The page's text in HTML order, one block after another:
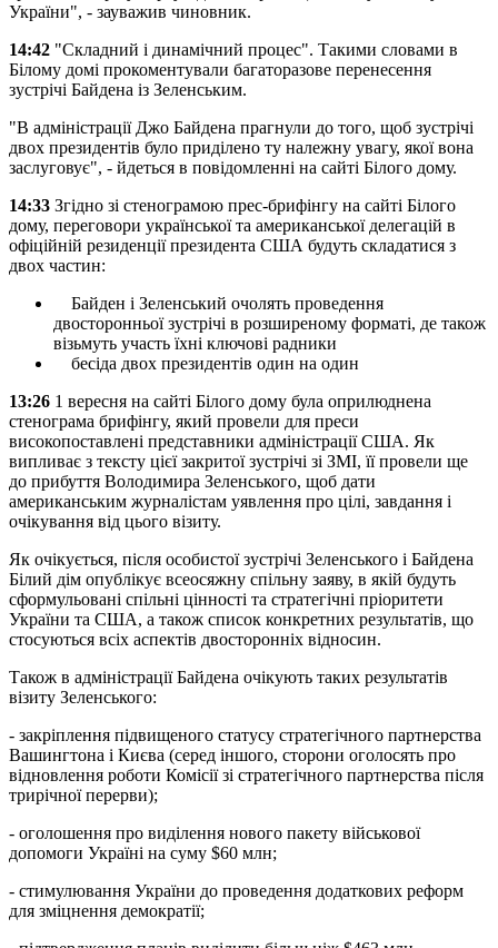
України", - зауважив чиновник.
14:42 "Складний і динамічний процес". Такими словами в
Білому домі прокоментували багаторазове перенесення
зустрічі Байдена із Зеленським.
"В адміністрації Джо Байдена прагнули до того, щоб зустрічі
двох президентів було приділено ту належну увагу, якої вона
заслуговує", - йдеться в повідомленні на сайті Білого дому.
14:33 Згідно зі стенограмою прес-брифінгу на сайті Білого
дому, переговори української та американської делегацій в
офіційній резиденції президента США будуть складатися з
двох частин:
Байден і Зеленський очолять проведення
двосторонньої зустрічі в розширеному форматі, де також
візьмуть участь їхні ключові радники
бесіда двох президентів один на один
13:26 1 вересня на сайті Білого дому була оприлюднена
стенограма брифінгу, який провели для преси
високопоставлені представники адміністрації США. Як
випливає з тексту цієї закритої зустрічі зі ЗМІ, її провели ще
до прибуття Володимира Зеленського, щоб дати
американським журналістам уявлення про цілі, завдання і
очікування від цього візиту.
Як очікується, після особистої зустрічі Зеленського і Байдена
Білий дім опублікує всеосяжну спільну заяву, в якій будуть
сформульовані спільні цінності та стратегічні пріоритети
України та США, а також список конкретних результатів, що
стосуються всіх аспектів двосторонніх відносин.
Також в адміністрації Байдена очікують таких результатів
візиту Зеленського:
- закріплення підвищеного статусу стратегічного партнерства
Вашингтона і Києва (серед іншого, сторони оголосять про
відновлення роботи Комісії зі стратегічного партнерства після
трирічної перерви);
- оголошення про виділення нового пакету військової
допомоги Україні на суму $60 млн;
- стимулювання України до проведення додаткових реформ
для зміцнення демократії;